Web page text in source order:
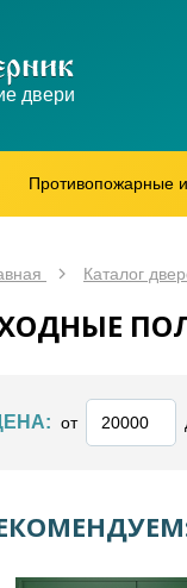
двери
Противопожарные
Каталог
от